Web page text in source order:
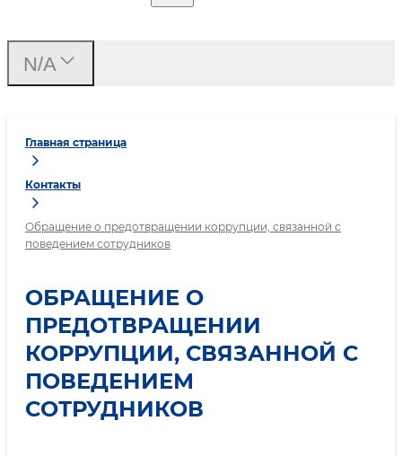
Главная страница
Контакты
Обращение о предотвращении коррупции, связанной с
поведением сотрудников
ОБРАЩЕНИЕ О
ПРЕДОТВРАЩЕНИИ
КОРРУПЦИИ, СВЯЗАННОЙ С
ПОВЕДЕНИЕМ
СОТРУДНИКОВ
N/A